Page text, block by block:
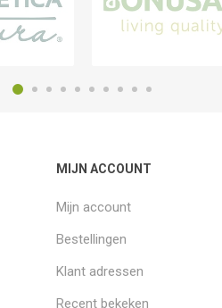
MIJN ACCOUNT
Mijn account
Bestellingen
Klant adressen
Recent bekeken